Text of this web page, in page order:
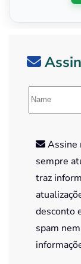
Assine
sempre
traz
desconto
spam